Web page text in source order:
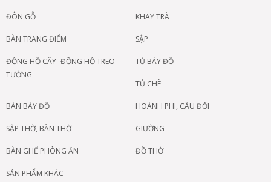
ĐÔN GỖ KHAY TRÀ
BÀN TRANG ĐIỂM SẬP
ĐỒNG HỒ CÂY- ĐỒNG HỒ TREO
TƯỜNG
TỦ BÀY ĐỒ
TỦ CHÈ
BÀN BÀY ĐỒ HOÀNH PHI, CÂU ĐỐI
SẬP THỜ, BÀN THỜ GIƯỜNG
BÀN GHẾ PHÒNG ĂN ĐỒ THỜ
SẢN PHẨM KHÁC